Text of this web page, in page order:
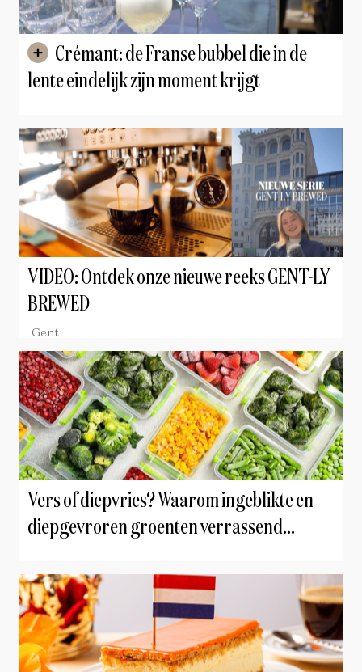
lente eindelijk zijn moment krijgt
VIDEO: Ontdek onze nieuwe reeks GENT-LY
BREWED
Gent
Vers of diepvries? Waarom ingeblikte en
diepgevroren groenten verrassend